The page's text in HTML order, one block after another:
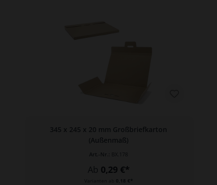
345 x 245 x 20 mm Großbriefkarton
(Außenmaß)
Art.-Nr.:
Ab 0,29 €*
0,18 €*